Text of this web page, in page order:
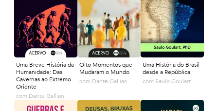
Uma Breve História da
Humanidade: Das
Cavernas ao Extremo
Oriente
com Dante Gallian
Oito Momentos que
Mudaram o Mundo
com Dante Gallian
Uma História do Brasil
desde a República
com Saulo Goulart